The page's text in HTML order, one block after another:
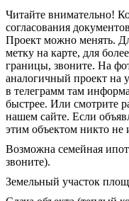
Читайте внимательно!
согласования
Проект можно менять.
метку на карте, для
границы, звоните. На
аналогичный проект на
в телеграмм там
быстрее. Или смотрите
нашем сайте. Если
этим объектом никто не
Возможна семейная
звоните).
Земельный участок